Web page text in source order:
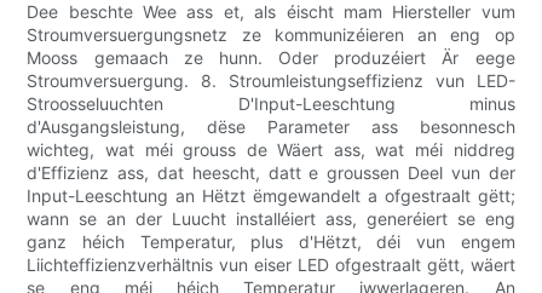
Dee beschte Wee ass et, als éischt mam Hiersteller vum
Stroumversuergungsnetz ze kommunizéieren an eng op
Mooss gemaach ze hunn. Oder produzéiert Är eege
Stroumversuergung. 8. Stroumleistungseffizienz vun LED-
Stroosseluuchten D'Input-Leeschtung minus
d'Ausgangsleistung, dëse Parameter ass besonnesch
wichteg, wat méi grouss de Wäert ass, wat méi niddreg
d'Effizienz ass, dat heescht, datt e groussen Deel vun der
Input-Leeschtung an Hëtzt ëmgewandelt a ofgestraalt gëtt;
wann se an der Luucht installéiert ass, generéiert se eng
ganz héich Temperatur, plus d'Hëtzt, déi vun engem
Liichteffizienzverhältnis vun eiser LED ofgestraalt gëtt, wäert
se eng méi héich Temperatur iwwerlageren. An